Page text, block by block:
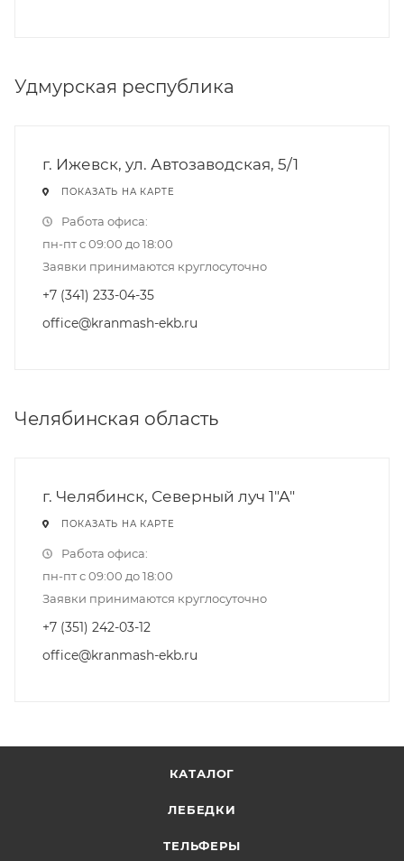
Удмурская республика
г. Ижевск, ул. Автозаводская, 5/1
ПОКАЗАТЬ НА КАРТЕ
Работа офиса:
пн-пт с 09:00 до 18:00
Заявки принимаются круглосуточно
+7 (341) 233-04-35
office@kranmash-ekb.ru
Челябинская область
г. Челябинск, Северный луч 1"А"
ПОКАЗАТЬ НА КАРТЕ
Работа офиса:
пн-пт с 09:00 до 18:00
Заявки принимаются круглосуточно
+7 (351) 242-03-12
office@kranmash-ekb.ru
КАТАЛОГ
ЛЕБЕДКИ
ТЕЛЬФЕРЫ